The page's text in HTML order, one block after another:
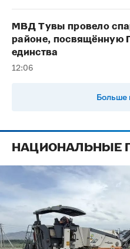
МВД Тувы провело
районе, посвящённую
единства
12:06
Больше
НАЦИОНАЛЬНЫЕ